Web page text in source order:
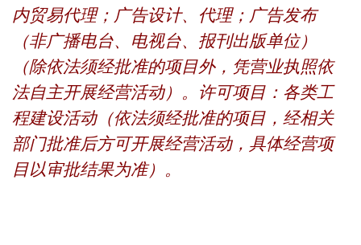
内贸易代理；广告设计、代理；广告发布
（非广播电台、电视台、报刊出版单位）
（除依法须经批准的项目外，凭营业执照依
法自主开展经营活动）。许可项目：各类工
程建设活动（依法须经批准的项目，经相关
部门批准后方可开展经营活动，具体经营项
目以审批结果为准）。